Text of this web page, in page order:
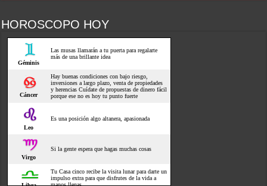
HOROSCOPO HOY